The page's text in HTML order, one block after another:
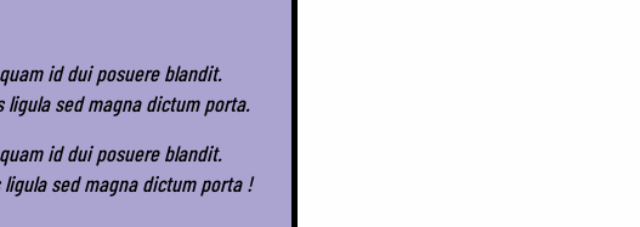
id dui posuere blandit.
sed magna dictum porta.
id dui posuere blandit.
sed magna dictum porta !